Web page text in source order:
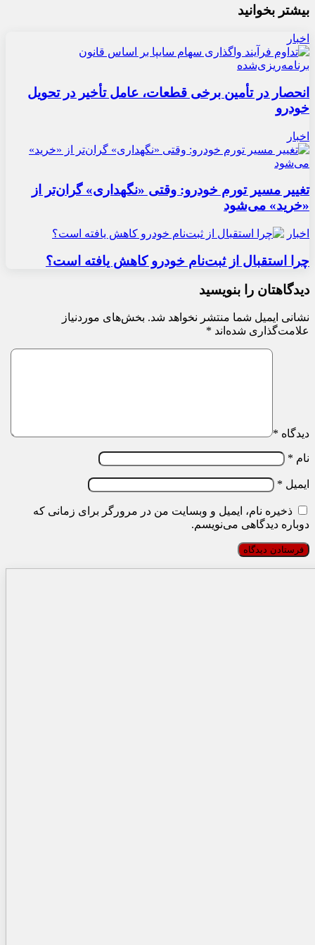
بیشتر بخوانید
اخبار
انحصار در تأمین برخی قطعات، عامل تأخیر در تحویل
خودرو
اخبار
تغییر مسیر تورم خودرو: وقتی «نگهداری» گران‌تر از
«خرید» می‌شود
اخبار
چرا استقبال از ثبت‌نام خودرو کاهش یافته است؟
دیدگاهتان را بنویسید
نشانی ایمیل شما منتشر نخواهد شد. بخش‌های موردنیاز
علامت‌گذاری شده‌اند *
دیدگاه *
نام *
ایمیل *
ذخیره نام، ایمیل و وبسایت من در مرورگر برای زمانی که
دوباره دیدگاهی می‌نویسم.